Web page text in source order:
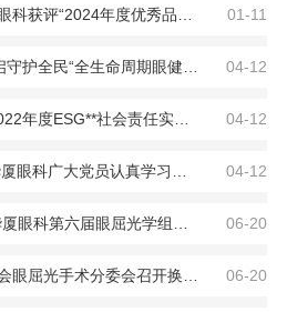
喜摘金禧奖两项大奖！华厦眼科获评“2024年度优秀品牌案例”及“2024优秀董秘” 01-11
华厦眼科A股成功上市，开启守护全民“全生命周期眼健康”新征程 04-12
再添殊荣！华厦眼科获评“2022年度ESG**社会责任实践企业” 04-12
永远跟党走 建功新时代！华厦眼科广大党员认真学习贯彻党的二十大精神 04-12
以全新之姿·与卓越同行｜华厦眼科第六届眼屈光学组会议暨屈光项目运营管理会议在厦圆满召开 06-20
华厦眼科医院集团学术委员会眼屈光手术分委会召开换届选举大会 06-20